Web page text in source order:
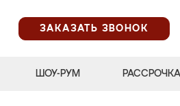
ЗАКАЗАТЬ ЗВОНОК
ШОУ-РУМ РАССРОЧКА